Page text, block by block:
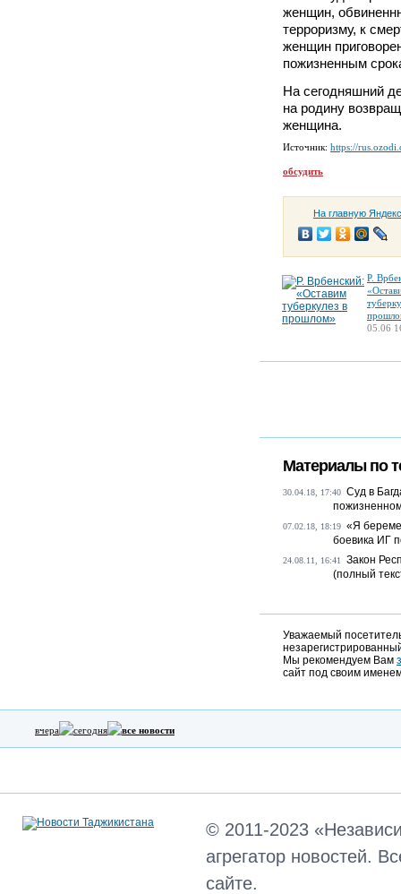
женщин,
терроризму, к
женщин
пожизненным
На сегодняшний
на родину
женщина.
Источник: https://
обсудить
На главную
Р.
05.06
Материалы по
30.04.18, 17:40 Суд в
07.02.18, 18:19 «Я
боевика ИГ
24.08.11, 16:41
Закон
(полный
Уважаемый
Мы рекомендуем Вам
сайт под своим
вчера сегодня все новости
© 2011-2023
агрегатор новостей.
сайте.